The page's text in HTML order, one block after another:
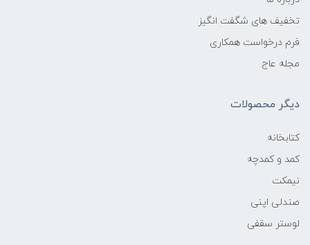
تخفیف های شگفت انگیز
فرم درخواست همکاری
مجله عاج
دیگر محصولات
کتابخانه
کمد و کمدچه
نیمکت
صندلی اپنی
لوستر سقفی